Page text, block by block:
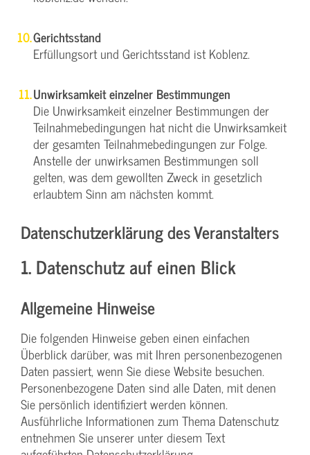
Gerichtsstand
Erfüllungsort und Gerichtsstand ist Koblenz.
Unwirksamkeit einzelner Bestimmungen
Die Unwirksamkeit einzelner Bestimmungen der
Teilnahmebedingungen hat nicht die Unwirksamkeit
der gesamten Teilnahmebedingungen zur Folge.
Anstelle der unwirksamen Bestimmungen soll
gelten, was dem gewollten Zweck in gesetzlich
erlaubtem Sinn am nächsten kommt.
Datenschutzerklärung des Veranstalters
1. Datenschutz auf einen Blick
Allgemeine Hinweise
Die folgenden Hinweise geben einen einfachen
Überblick darüber, was mit Ihren personenbezogenen
Daten passiert, wenn Sie diese Website besuchen.
Personenbezogene Daten sind alle Daten, mit denen
Sie persönlich identifiziert werden können.
Ausführliche Informationen zum Thema Datenschutz
entnehmen Sie unserer unter diesem Text